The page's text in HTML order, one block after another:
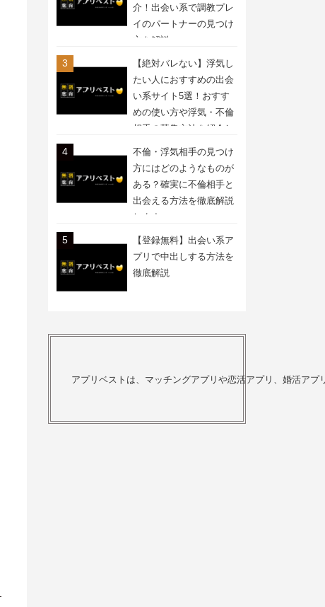
介！出会い系で調教プレ
イのパートナーの見つけ
方を解説
【絶対バレない】浮気し
たい人におすすめの出会
い系サイト5選！おすす
めの使い方や浮気・不倫
相手の募集方法を紹介し
ます
不倫・浮気相手の見つけ
方にはどのようなものが
ある？確実に不倫相手と
出会える方法を徹底解説
します
【登録無料】出会い系ア
プリで中出しする方法を
徹底解説
アプリベストは、マッチングアプリや恋活アプリ、婚活ア